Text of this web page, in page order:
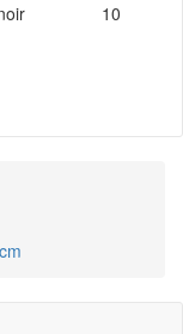
10